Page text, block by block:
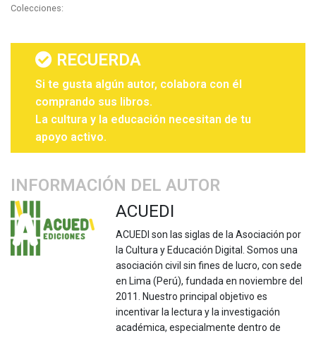
Colecciones:
RECUERDA
Si te gusta algún autor, colabora con él
comprando sus libros.
La cultura y la educación necesitan de tu
apoyo activo.
INFORMACIÓN DEL AUTOR
ACUEDI
ACUEDI son las siglas de la Asociación por
la Cultura y Educación Digital. Somos una
asociación civil sin fines de lucro, con sede
en Lima (Perú), fundada en noviembre del
2011. Nuestro principal objetivo es
incentivar la lectura y la investigación
académica, especialmente dentro de